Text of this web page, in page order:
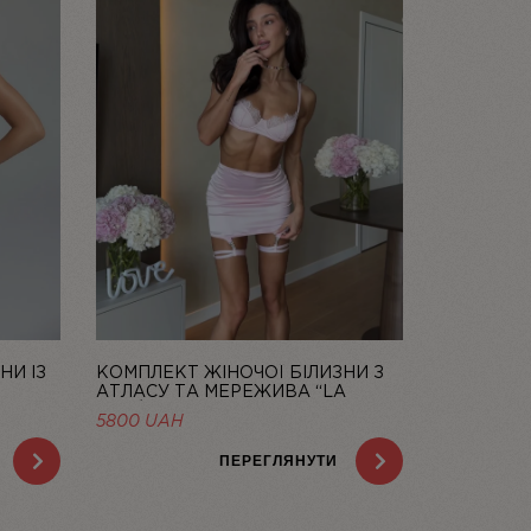
ІЗ
КОМПЛЕКТ ЖІНОЧОЇ БІЛИЗНИ З
АТЛАСУ ТА МЕРЕЖИВА “LA
ROSÉE” ЗІ СПІДНИЦЕЮ — LINIYA
5800 UAH
ПЕРЕГЛЯНУТИ